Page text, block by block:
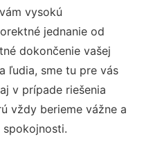
vysokú
jednanie od
dokončenie vašej
ľudia, sme tu pre vás
v prípade riešenia
vždy berieme vážne a
spokojnosti.